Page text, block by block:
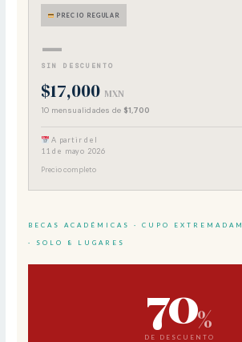
PRECIO REGULAR
—
SIN DESCUENTO
$17,000 MXN
10 mensualidades de $1,700
A partir del
11 de mayo 2026
Precio completo
BECAS ACADÉMICAS · CUPO
· SOLO 8 LUGARES
70%
DE DESCUENTO